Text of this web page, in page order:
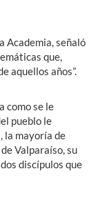
Academia, señaló
que,
aquellos años”.
como se le
pueblo le
la mayoría de
Valparaíso, su
discípulos que